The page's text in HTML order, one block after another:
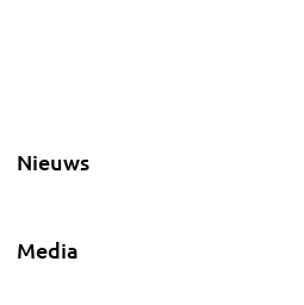
Nieuws
Media